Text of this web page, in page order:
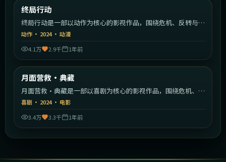
最新
终局行动
终局行动是一部以动作为核心的影视作品，围绕危机、反转与人
物成长展开，整体节奏紧凑，值得推荐观看。
动作 · 2024· 动漫
4.1万
2.9千 1年前
最新
月面营救·典藏
月面营救·典藏是一部以喜剧为核心的影视作品，围绕危机、反
转与人物成长展开，整体节奏紧凑，值得推荐观看。
喜剧 · 2024· 电影
3.4万
3.3千 1年前